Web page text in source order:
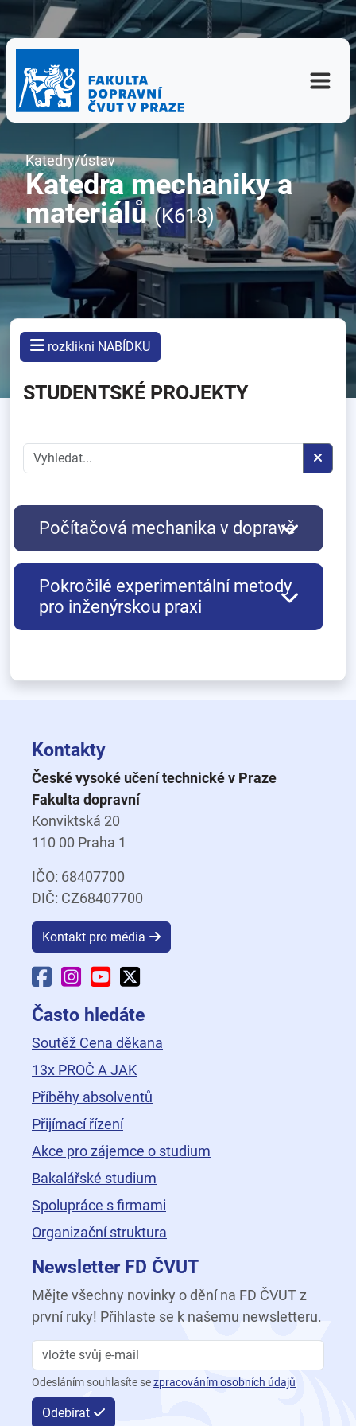
Katedry/ústav
Katedra mechaniky a
materiálů(K618)
rozklikni NABÍDKU
STUDENTSKÉ PROJEKTY
Počítačová mechanika v dopravě
Pokročilé experimentální metody
pro inženýrskou praxi
Kontakty
České vysoké učení technické v Praze
Fakulta dopravní
Konviktská 20
110 00 Praha 1
IČO: 68407700
DIČ: CZ68407700
Kontakt pro média
Facebook Fakulty dopravní
Instagram Fakulty dopravní
YouTube Fakulty dopravní
Často hledáte
Soutěž Cena děkana
13x PROČ A JAK
Příběhy absolventů
Přijímací řízení
Akce pro zájemce o studium
Bakalářské studium
Spolupráce s firmami
Organizační struktura
Newsletter FD ČVUT
Mějte všechny novinky o dění na FD ČVUT z
první ruky! Přihlaste se k našemu newsletteru.
Odesláním souhlasíte sezpracováním osobních údajů
Odebírat